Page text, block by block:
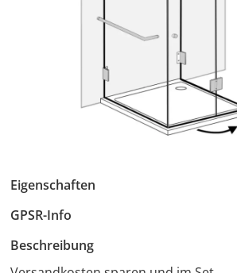
Eigenschaften
GPSR-Info
Beschreibung